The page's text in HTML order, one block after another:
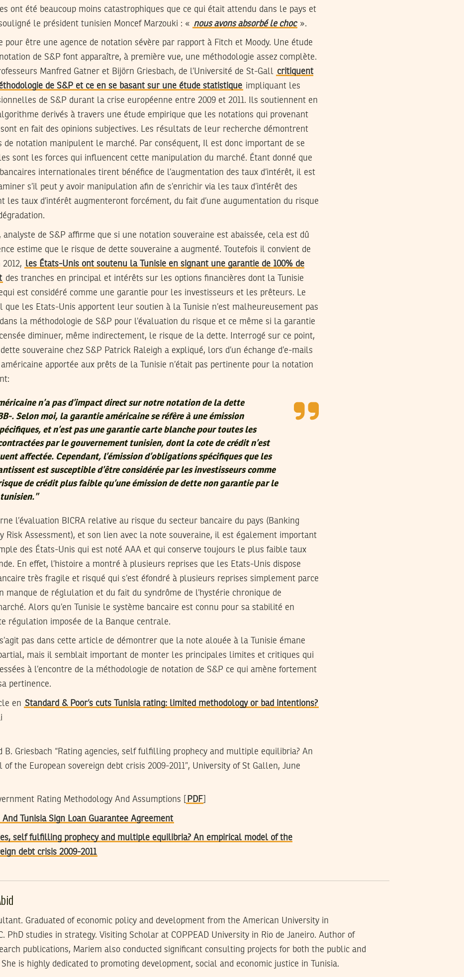
ont été beaucoup moins catastrophiques que ce qui était attendu dans le pays et
le président tunisien Moncef Marzouki : « nous avons absorbé le choc ».
pour être une agence de notation sévère par rapport à Fitch et Moody. Une étude
de S&P font apparaître, à première vue, une méthodologie assez complète.
Manfred Gatner et Bijörn Griesbach, de l’Université de St-Gall critiquent
de S&P et ce en se basant sur une étude statistique impliquant les
de S&P durant la crise européenne entre 2009 et 2011. Ils soutiennent en
derivés à travers une étude empirique que les notations qui provenant
sont en fait des opinions subjectives. Les résultats de leur recherche démontrent
de notation manipulent le marché. Par conséquent, Il est donc important de se
sont les forces qui influencent cette manipulation du marché. Étant donné que
internationales tirent bénéfice de l’augmentation des taux d’intérêt, il est
s’il peut y avoir manipulation afin de s’enrichir via les taux d’intérêt des
les taux d’intérêt augmenteront forcément, du fait d’une augumentation du risque
analyste de S&P affirme que si une notation souveraine est abaissée, cela est dû
estime que le risque de dette souveraine a augmenté. Toutefois il convient de
les États-Unis ont soutenu la Tunisie en signant une garantie de 100% de
des tranches en principal et intérêts sur les options financières dont la Tunisie
est considéré comme une garantie pour les investisseurs et les prêteurs. Le
que les Etats-Unis apportent leur soutien à la Tunisie n’est malheureusement pas
la méthodologie de S&P pour l’évaluation du risque et ce même si la garantie
diminuer, même indirectement, le risque de la dette. Interrogé sur ce point,
souveraine chez S&P Patrick Raleigh a expliqué, lors d’un échange d’e-mails
apportée aux prêts de la Tunisie n’était pas pertinente pour la notation
n’a pas d’impact direct sur notre notation de la dette
. Selon moi, la garantie américaine se réfère à une émission
et n’est pas une garantie carte blanche pour toutes les
par le gouvernement tunisien, dont la cote de crédit n’est
affectée. Cependant, l’émission d’obligations spécifiques que les
est susceptible d’être considérée par les investisseurs comme
de crédit plus faible qu’une émission de dette non garantie par le
”
l’évaluation BICRA relative au risque du secteur bancaire du pays (Banking
Risk Assessment), et son lien avec la note souveraine, il est également important
des États-Unis qui est noté AAA et qui conserve toujours le plus faible taux
En effet, l’histoire a montré à plusieurs reprises que les Etats-Unis dispose
très fragile et risqué qui s’est éfondré à plusieurs reprises simplement parce
manque de réglulation et du fait du syndrôme de l’hystérie chronique de
Alors qu’en Tunisie le système bancaire est connu pour sa stabilité en
régulation imposée de la Banque centrale.
pas dans cette article de démontrer que la note alouée à la Tunisie émane
mais il semblait important de monter les principales limites et critiques qui
à l’encontre de la méthodologie de notation de S&P ce qui amène fortement
pertinence.
en Standard & Poor’s cuts Tunisia rating: limited methodology or bad intentions?
B. Griesbach “Rating agencies, self fulfilling prophecy and multiple equilibria? An
the European sovereign debt crisis 2009-2011”, University of St Gallen, June
Rating Methodology And Assumptions [ PDF
Tunisia Sign Loan Guarantee Agreement
self fulfilling prophecy and multiple equilibria? An empirical model of the
debt crisis 2009-2011
Graduated of economic policy and development from the American University in
PhD studies in strategy. Visiting Scholar at COPPEAD University in Rio de Janeiro. Author of
publications, Mariem also conducted significant consulting projects for both the public and
is highly dedicated to promoting development, social and economic justice in Tunisia.